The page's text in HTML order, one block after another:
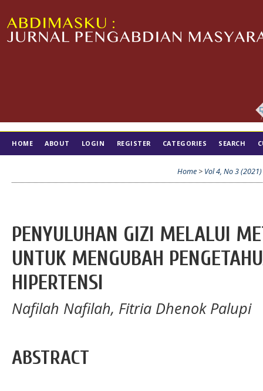
HOME ABOUT LOGIN REGISTER CATEGORIES SEARCH
Home > Vol 4, No 3 (2021)
PENYULUHAN GIZI MELALUI
UNTUK MENGUBAH
HIPERTENSI
Nafilah Nafilah, Fitria Dhenok Palupi
ABSTRACT